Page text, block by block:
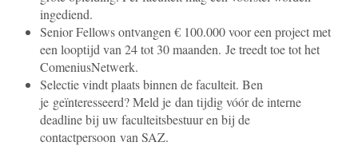
ingediend.
Senior Fellows ontvangen € 100.000 voor een project met
een looptijd van 24 tot 30 maanden. Je treedt toe tot het
ComeniusNetwerk.
Selectie vindt plaats binnen de faculteit. Ben
je geïnteresseerd? Meld je dan tijdig vóór de interne
deadlinebij uw faculteitsbestuur en bij de
contactpersoon van SAZ.